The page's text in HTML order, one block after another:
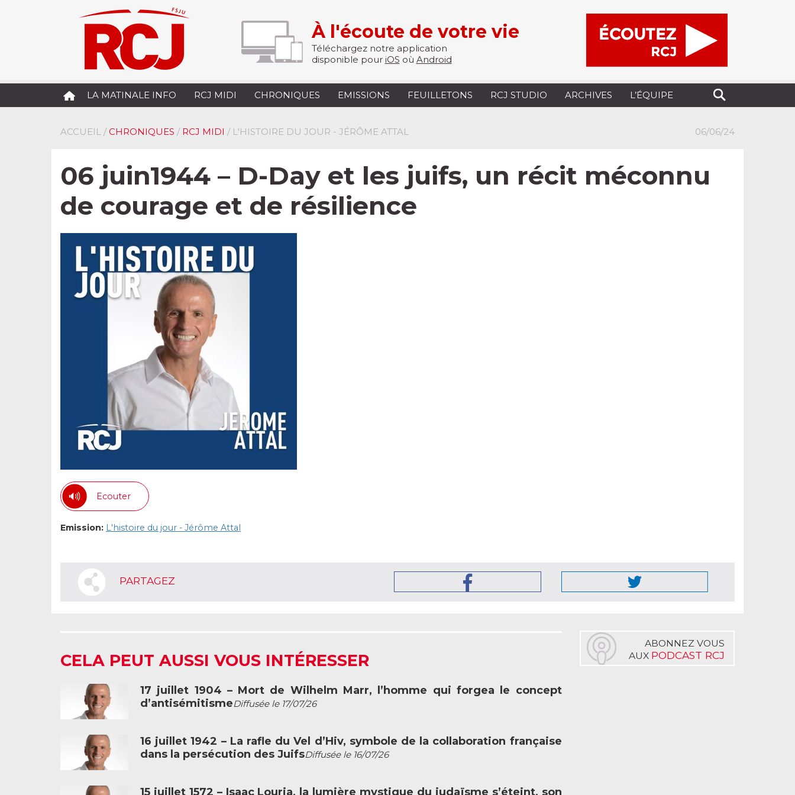
À l'écoute de votre vie
Téléchargez notre application
disponible pour iOS où Android
LA MATINALE INFO RCJ MIDI CHRONIQUES EMISSIONS FEUILLETONS RCJ STUDIO ARCHIVES L’ÉQUIPE
ACCUEIL / CHRONIQUES / RCJ MIDI / L'HISTOIRE DU JOUR - JÉRÔME ATTAL 06/06/24
06 juin1944 – D-Day et les juifs, un récit méconnu
de courage et de résilience
Ecouter
Emission: L'histoire du jour - Jérôme Attal
PARTAGEZ
CELA PEUT AUSSI VOUS INTÉRESSER
17 juillet 1904 – Mort de Wilhelm Marr, l’homme qui forgea le concept
d’antisémitismeDiffusée le 17/07/26
16 juillet 1942 – La rafle du Vel d’Hiv, symbole de la collaboration française
dans la persécution des JuifsDiffusée le 16/07/26
15 juillet 1572 – Isaac Louria, la lumière mystique du judaïsme s’éteint, son
ABONNEZ VOUS
AUX PODCAST RCJ